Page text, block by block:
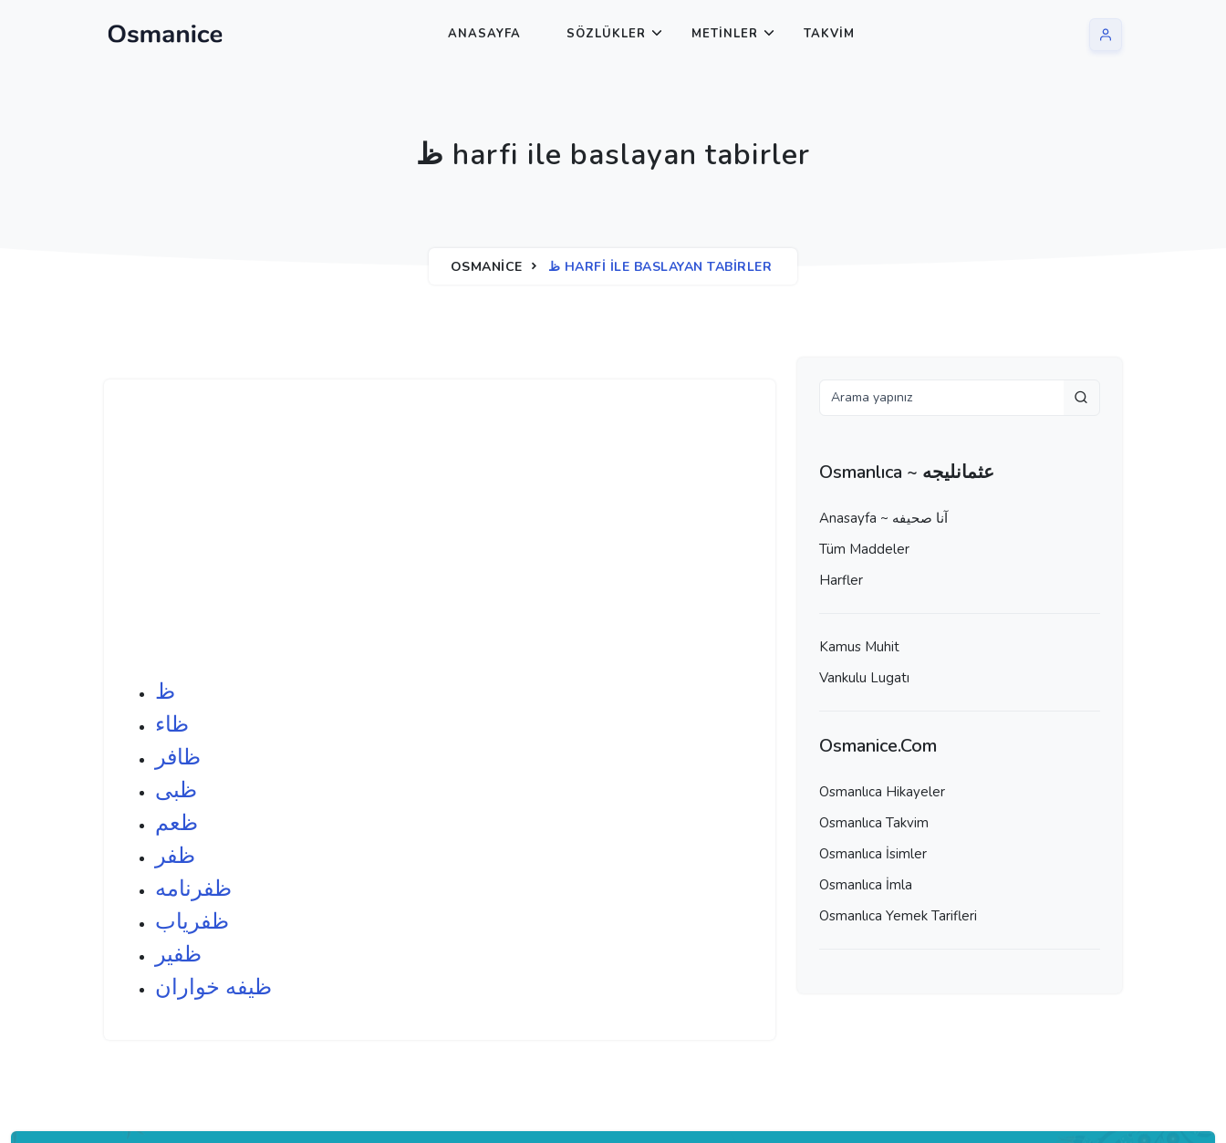
ANASAYFA SÖZLÜKLER METINLER TAKVIM
ظ harfi ile baslayan tabirler
OSMANICE ظ HARFI ILE BASLAYAN TABIRLER
ظ
ظاء
ظافر
ظبی
ظعم
ظفر
ظفرنامه
ظفرياب
ظفير
ظيفه خواران
Osmanlıca ~ عثمانليجه
Anasayfa ~ آنا صحيفه
Tüm Maddeler
Harfler
Kamus Muhit
Vankulu Lugatı
Osmanice.Com
Osmanlıca Hikayeler
Osmanlıca Takvim
Osmanlıca İsimler
Osmanlıca İmla
Osmanlıca Yemek Tarifleri